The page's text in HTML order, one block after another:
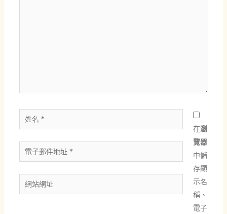
名
*
電
子
郵
件
站
在瀏
覽器
中儲
存顯
示名
稱、
電子